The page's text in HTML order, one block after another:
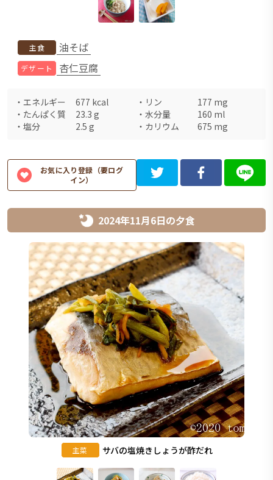
主食 油そば
デザート 杏仁豆腐
・ エネルギー 677 kcal ・ リン 177 mg
・ たんぱく質 23.3 g ・ 水分量 160 ml
・ 塩分 2.5 g ・ カリウム 675 mg
お気に入り登録（要ログ
イン）
2024年11月6日の夕食
主菜 サバの塩焼きしょうが酢だれ